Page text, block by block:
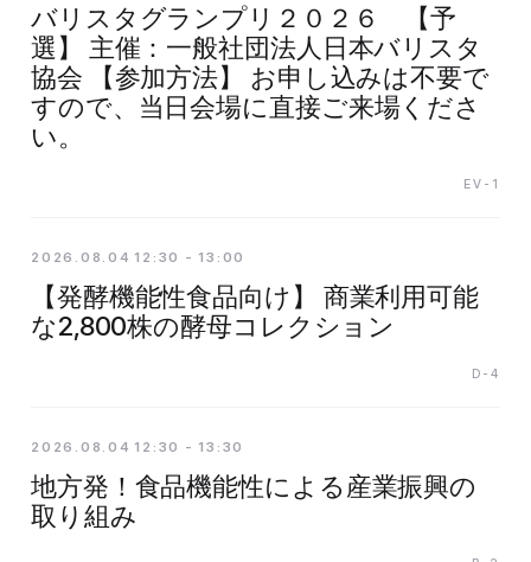
バリスタグランプリ２０２６ 【予
選】 主催：一般社団法人日本バリスタ
協会 【参加方法】 お申し込みは不要で
すので、当日会場に直接ご来場くださ
い。
EV-1
2026.08.04 12:30 - 13:00
【発酵機能性食品向け】 商業利用可能
な2,800株の酵母コレクション
D-4
2026.08.04 12:30 - 13:30
地方発！食品機能性による産業振興の
取り組み